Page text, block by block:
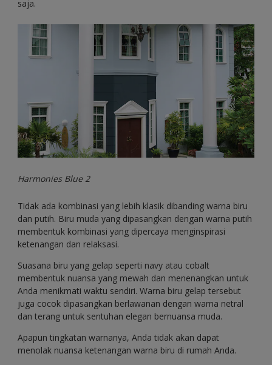
saja.
Harmonies Blue 2
Tidak ada kombinasi yang lebih klasik dibanding warna biru
dan putih. Biru muda yang dipasangkan dengan warna putih
membentuk kombinasi yang dipercaya menginspirasi
ketenangan dan relaksasi.
Suasana biru yang gelap seperti navy atau cobalt
membentuk nuansa yang mewah dan menenangkan untuk
Anda menikmati waktu sendiri. Warna biru gelap tersebut
juga cocok dipasangkan berlawanan dengan warna netral
dan terang untuk sentuhan elegan bernuansa muda.
Apapun tingkatan warnanya, Anda tidak akan dapat
menolak nuansa ketenangan warna biru di rumah Anda.